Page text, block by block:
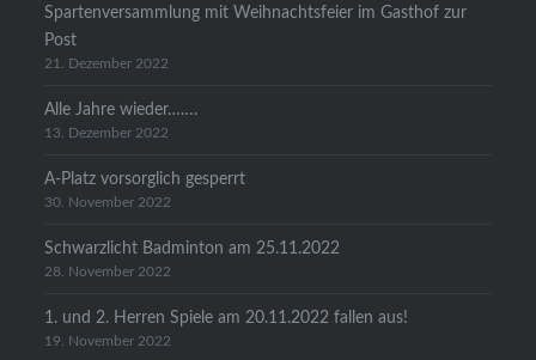
Spartenversammlung mit Weihnachtsfeier im Gasthof zur
Post
21. Dezember 2022
Alle Jahre wieder…….
13. Dezember 2022
A-Platz vorsorglich gesperrt
30. November 2022
Schwarzlicht Badminton am 25.11.2022
28. November 2022
1. und 2. Herren Spiele am 20.11.2022 fallen aus!
19. November 2022